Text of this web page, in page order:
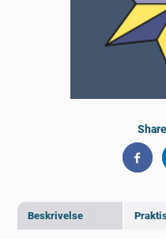
Beskrivelse